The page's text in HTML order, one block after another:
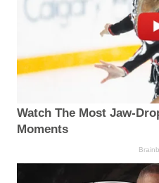
Watch The Most
Moments